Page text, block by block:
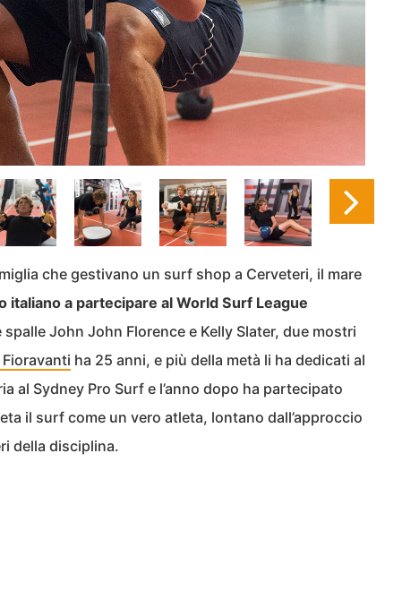
che gestivano un surf shop a Cerveteri, il mare
italiano a partecipare al World Surf League
spalle John John Florence e Kelly Slater, due mostri
Fioravanti ha 25 anni, e più della metà li ha dedicati al
al Sydney Pro Surf e l’anno dopo ha partecipato
il surf come un vero atleta, lontano dall’approccio
della disciplina.